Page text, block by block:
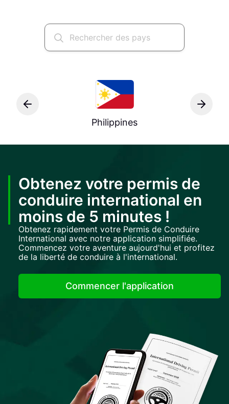
Philippines
Obtenez votre permis de
conduire international en
moins de 5 minutes !
Obtenez rapidement votre Permis de Conduire
International avec notre application simplifiée.
Commencez votre aventure aujourd'hui et profitez
de la liberté de conduire à l'international.
Commencer l'application